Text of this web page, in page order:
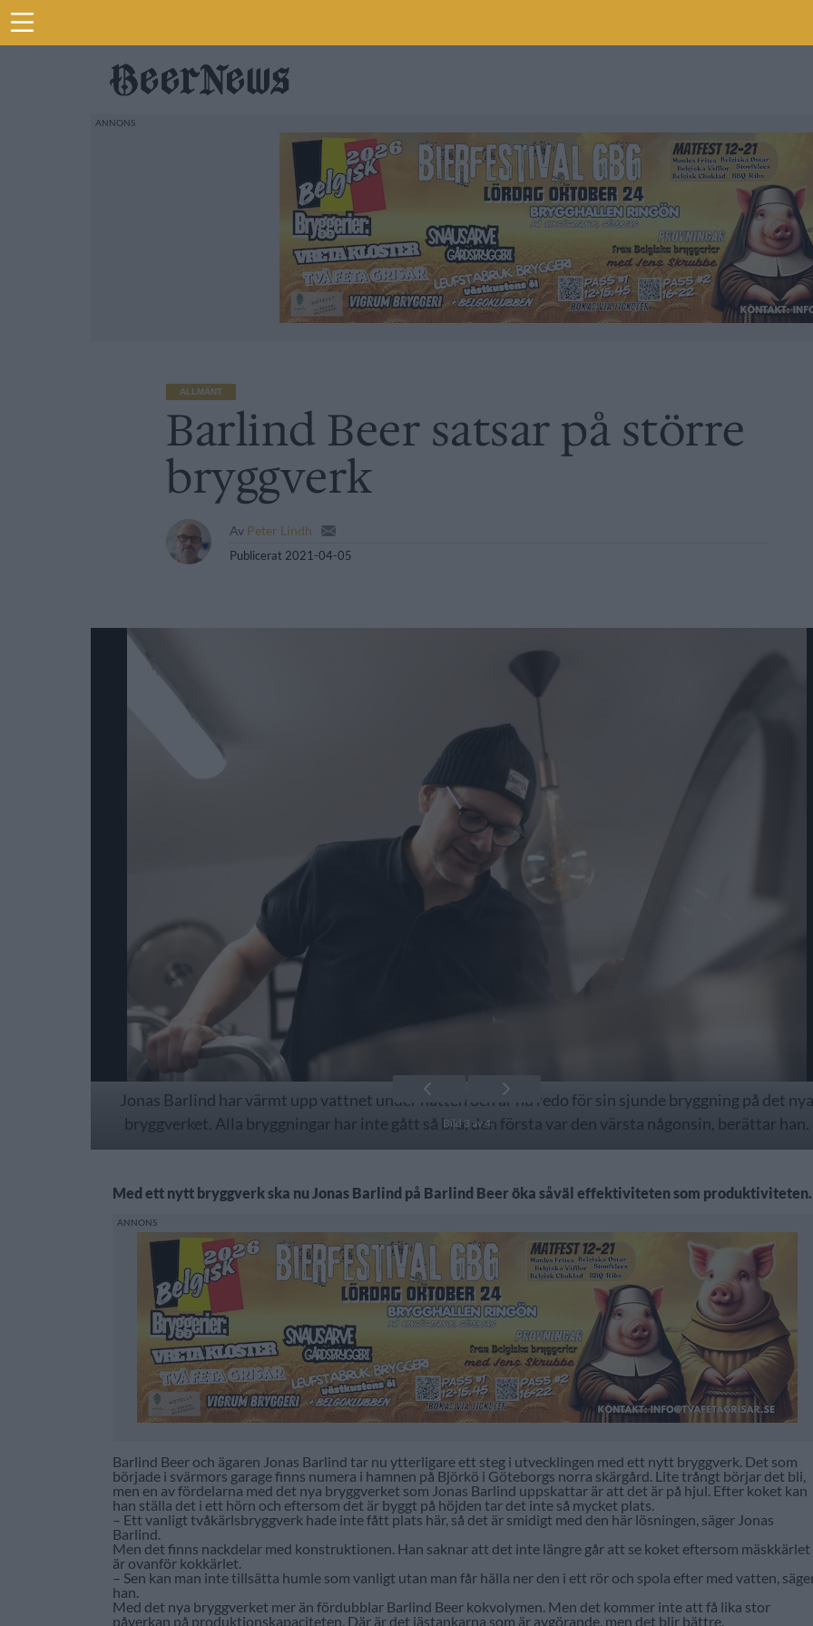
ALLMÄNT
Barlind Beer satsar på större
bryggverk
Av Peter Lindh
Publicerat 2021-04-05
Bild 3 av 4
Jonas Barlind har värmt upp vattnet under natten och är nu redo för sin sjunde bryggning på det nya
bryggverket. Alla bryggningar har inte gått så bra, den första var den värsta någonsin, berättar han.
Med ett nytt bryggverk ska nu Jonas Barlind på Barlind Beer öka såväl effektiviteten som produktiviteten.
Barlind Beer och ägaren Jonas Barlind tar nu ytterligare ett steg i utvecklingen med ett nytt bryggverk. Det som
började i svärmors garage finns numera i hamnen på Björkö i Göteborgs norra skärgård. Lite trångt börjar det bli,
men en av fördelarna med det nya bryggverket som Jonas Barlind uppskattar är att det är på hjul. Efter koket kan
han ställa det i ett hörn och eftersom det är byggt på höjden tar det inte så mycket plats.
– Ett vanligt tvåkärlsbryggverk hade inte fått plats här, så det är smidigt med den här lösningen, säger Jonas
Barlind.
Men det finns nackdelar med konstruktionen. Han saknar att det inte längre går att se koket eftersom mäskkärlet
är ovanför kokkärlet.
– Sen kan man inte tillsätta humle som vanligt utan man får hälla ner den i ett rör och spola efter med vatten,
han.
Med det nya bryggverket mer än fördubblar Barlind Beer kokvolymen. Men det kommer inte att få lika stor
påverkan på produktionskapaciteten. Där är det jästankarna som är avgörande, men det blir bättre.